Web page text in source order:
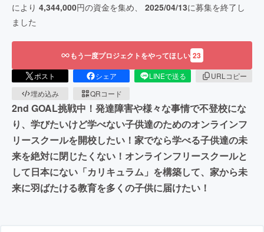
により 4,344,000円の資金を集め、 2025/04/13に募集を終了し
ました
もう一度プロジェクトをやってほしい 23
ポスト シェア LINEで送る
URLコピー
埋め込み
QRコード
2nd GOAL挑戦中！発達障害や様々な事情で不登校にな
り、学びたいけど学べない子供達のためのオンラインフ
リースクールを開校したい！家でなら学べる子供達の未
来を絶対に閉じたくない！オンラインフリースクールと
して日本にない「カリキュラム」を構築して、家から未
来に羽ばたける教育を多くの子供に届けたい！